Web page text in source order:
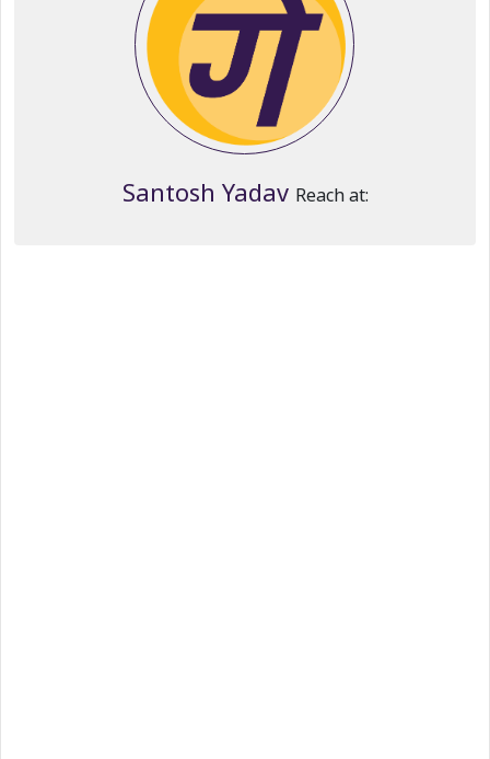
Santosh Yadav Reach at: